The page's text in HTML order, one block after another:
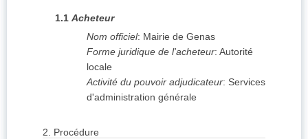
1.1 Acheteur
Nom officiel: Mairie de Genas
Forme juridique de l'acheteur: Autorité
locale
Activité du pouvoir adjudicateur: Services
d'administration générale
2. Procédure